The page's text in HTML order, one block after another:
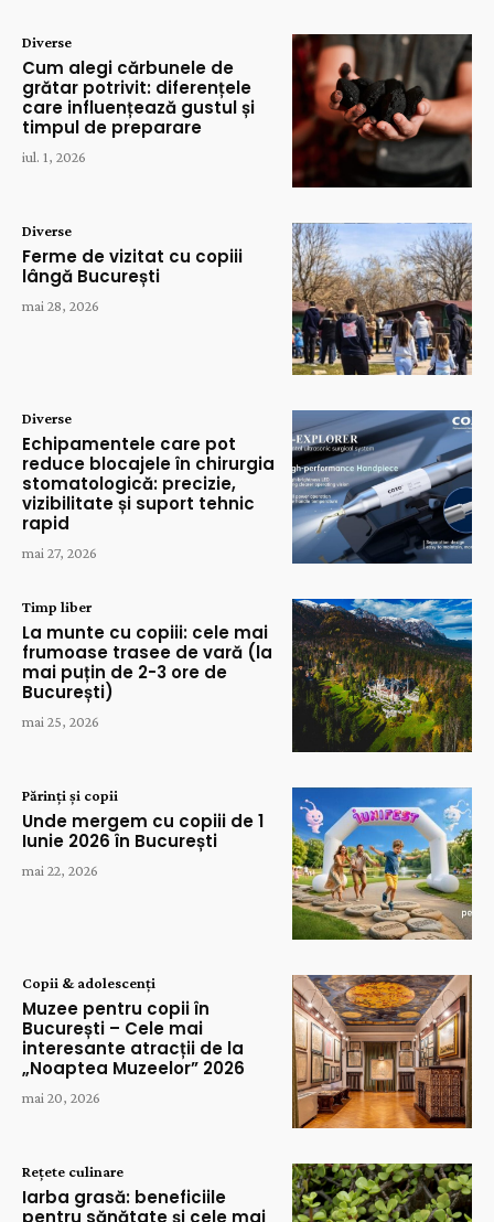
Diverse
Cum alegi cărbunele de
grătar potrivit: diferențele
care influențează gustul și
timpul de preparare
iul. 1, 2026
Diverse
Ferme de vizitat cu copiii
lângă București
mai 28, 2026
Diverse
Echipamentele care pot
reduce blocajele în chirurgia
stomatologică: precizie,
vizibilitate și suport tehnic
rapid
mai 27, 2026
Timp liber
La munte cu copiii: cele mai
frumoase trasee de vară (la
mai puțin de 2-3 ore de
București)
mai 25, 2026
Părinți și copii
Unde mergem cu copiii de 1
Iunie 2026 în București
mai 22, 2026
Copii & adolescenți
Muzee pentru copii în
București – Cele mai
interesante atracții de la
„Noaptea Muzeelor” 2026
mai 20, 2026
Rețete culinare
Iarba grasă: beneficiile
pentru sănătate și cele mai